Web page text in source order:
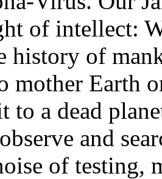
of intellect:
history of
mother Earth
to a dead
and
of testing,